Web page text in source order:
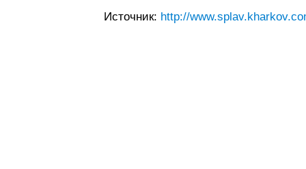
Источник: http://